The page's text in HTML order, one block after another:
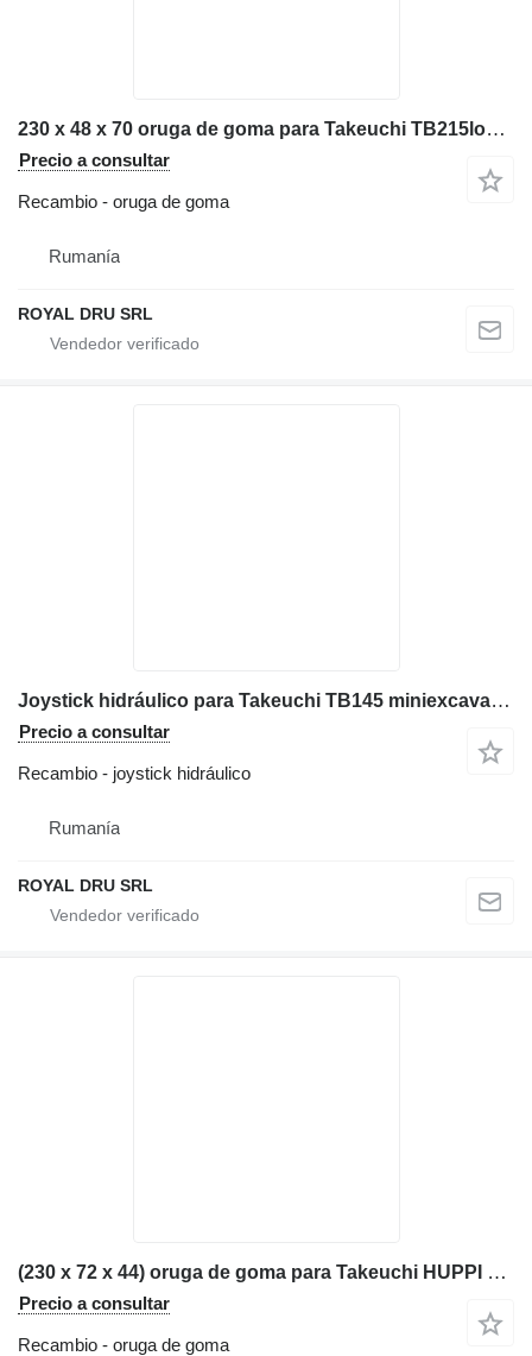
230 x 48 x 70 oruga de goma para Takeuchi TB215long EVO miniexcavadora
Precio a consultar
Recambio - oruga de goma
Rumanía
ROYAL DRU SRL
Joystick hidráulico para Takeuchi TB145 miniexcavadora
Precio a consultar
Recambio - joystick hidráulico
Rumanía
ROYAL DRU SRL
(230 x 72 x 44) oruga de goma para Takeuchi HUPPI 640 miniexcavadora
Precio a consultar
Recambio - oruga de goma